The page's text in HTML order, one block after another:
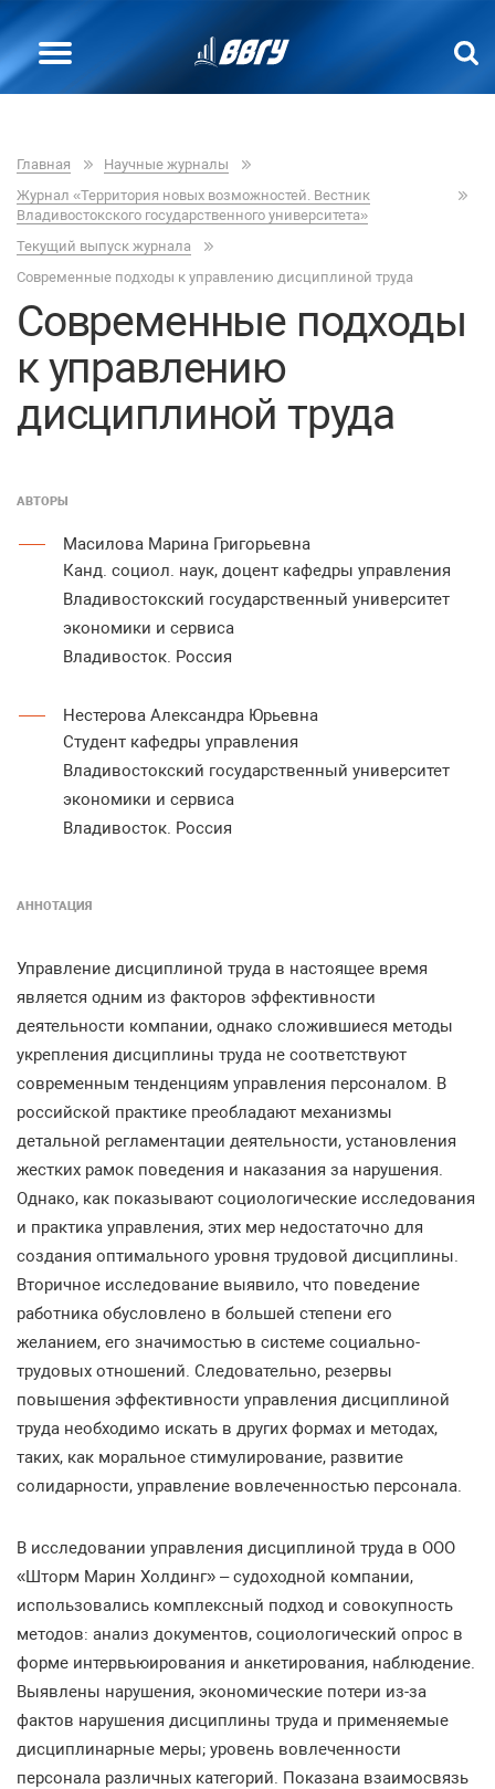
Главная
Научные журналы
Журнал «Территория новых возможностей. Вестник
Владивостокского государственного университета»
Текущий выпуск журнала
Современные подходы к управлению дисциплиной труда
Современные подходы
к управлению
дисциплиной труда
АВТОРЫ
Масилова Марина Григорьевна
Канд. социол. наук, доцент кафедры управления
Владивостокский государственный университет
экономики и сервиса
Владивосток. Россия
Нестерова Александра Юрьевна
Студент кафедры управления
Владивостокский государственный университет
экономики и сервиса
Владивосток. Россия
АННОТАЦИЯ
Управление дисциплиной труда в настоящее время
является одним из факторов эффективности
деятельности компании, однако сложившиеся методы
укрепления дисциплины труда не соответствуют
современным тенденциям управления персоналом. В
российской практике преобладают механизмы
детальной регламентации деятельности, установления
жестких рамок поведения и наказания за нарушения.
Однако, как показывают социологические исследования
и практика управления, этих мер недостаточно для
создания оптимального уровня трудовой дисциплины.
Вторичное исследование выявило, что поведение
работника обусловлено в большей степени его
желанием, его значимостью в системе социально-
трудовых отношений. Следовательно, резервы
повышения эффективности управления дисциплиной
труда необходимо искать в других формах и методах,
таких, как моральное стимулирование, развитие
солидарности, управление вовлеченностью персонала.
В исследовании управления дисциплиной труда в ООО
«Шторм Марин Холдинг» – судоходной компании,
использовались комплексный подход и совокупность
методов: анализ документов, социологический опрос в
форме интервьюирования и анкетирования, наблюдение.
Выявлены нарушения, экономические потери из-за
фактов нарушения дисциплины труда и применяемые
дисциплинарные меры; уровень вовлеченности
персонала различных категорий. Показана взаимосвязь